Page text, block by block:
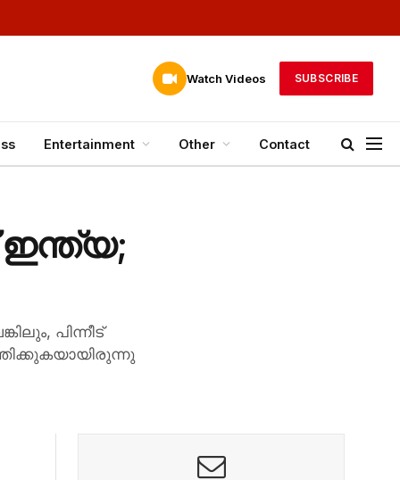
Watch Videos SUBSCRIBE
Entertainment Other Contact
പിന്നീട്